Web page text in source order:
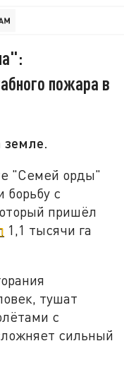
пожара в
земле.
"Семей орды"
с
пришёл
1,1 тысячи га
тушат
с
сильный